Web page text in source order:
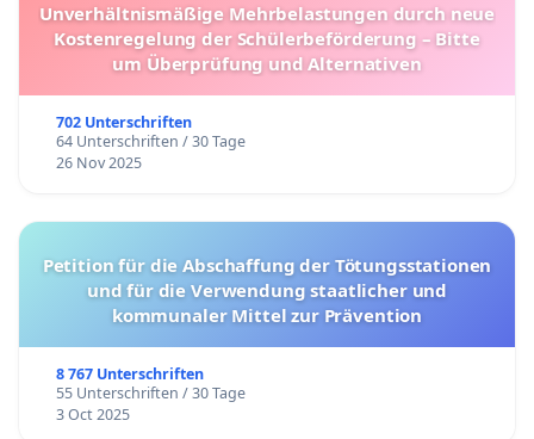
Unverhältnismäßige Mehrbelastungen durch neue
Kostenregelung der Schülerbeförderung – Bitte
um Überprüfung und Alternativen
702 Unterschriften
64 Unterschriften / 30 Tage
26 Nov 2025
Petition für die Abschaffung der Tötungsstationen
und für die Verwendung staatlicher und
kommunaler Mittel zur Prävention
8 767 Unterschriften
55 Unterschriften / 30 Tage
3 Oct 2025